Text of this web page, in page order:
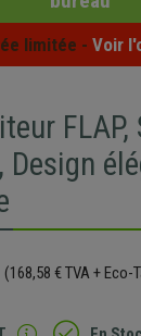
limitée - Voir
(168,58 € TVA + Eco-